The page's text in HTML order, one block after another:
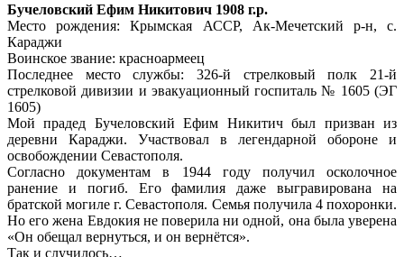
Бучеловский Ефим Никитович 1908 г.р.
Место рождения: Крымская АССР, Ак-Мечетский р-н, с.
Караджи
Воинское звание: красноармеец
Последнее место службы: 326‑й стрелковый полк 21‑й
стрелковой дивизии и эвакуационный госпиталь № 1605 (ЭГ
1605)
Мой прадед Бучеловский Ефим Никитич был призван из
деревни Караджи. Участвовал в легендарной обороне и
освобождении Севастополя.
Согласно документам в 1944 году получил осколочное
ранение и погиб. Его фамилия даже выгравирована на
братской могиле г. Севастополя. Семья получила 4 похоронки.
Но его жена Евдокия не поверила ни одной, она была уверена
«Он обещал вернуться, и он вернётся».
Так и случилось…